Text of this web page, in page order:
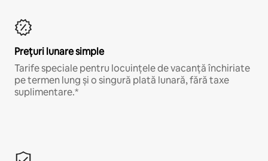
Prețuri lunare simple
Tarife speciale pentru locuințele de vacanță închiriate
pe termen lung și o singură plată lunară, fără taxe
suplimentare.*